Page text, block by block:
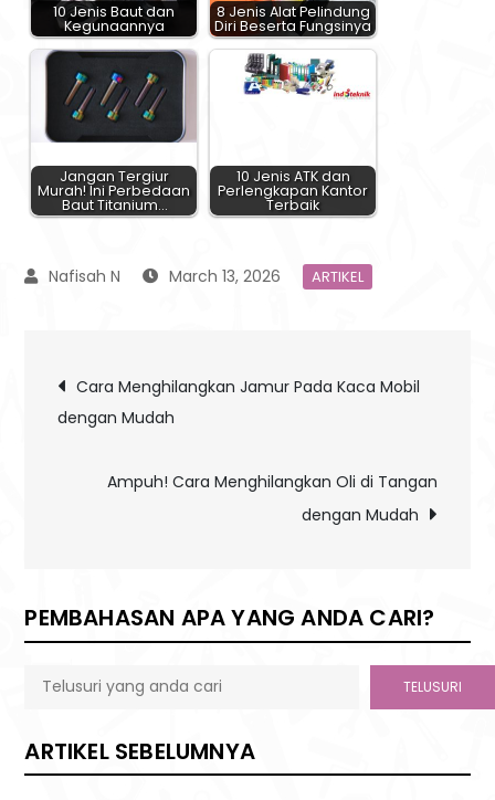
10 Jenis Baut dan
Kegunaannya
8 Jenis Alat Pelindung
Diri Beserta Fungsinya
Jangan Tergiur
Murah! Ini Perbedaan
Baut Titanium…
10 Jenis ATK dan
Perlengkapan Kantor
Terbaik
March 13, 2026 ARTIKEL
Post
navigation
Cara Menghilangkan Jamur Pada Kaca Mobil
dengan Mudah
Ampuh! Cara Menghilangkan Oli di Tangan
dengan Mudah
PEMBAHASAN APA YANG ANDA CARI?
TELUSURI
ARTIKEL SEBELUMNYA